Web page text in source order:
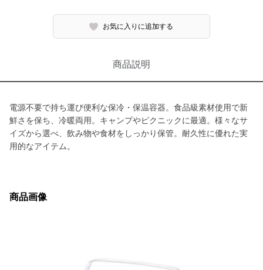
お気に入りに追加する
商品説明
電源不要で持ち運び便利な保冷・保温容器。食品級素材使用で新
鮮さを保ち、冷暖両用。キャンプやピクニックに最適。様々なサ
イズから選べ、飲み物や食材をしっかり保管。耐久性に優れた実
用的なアイテム。
商品画像